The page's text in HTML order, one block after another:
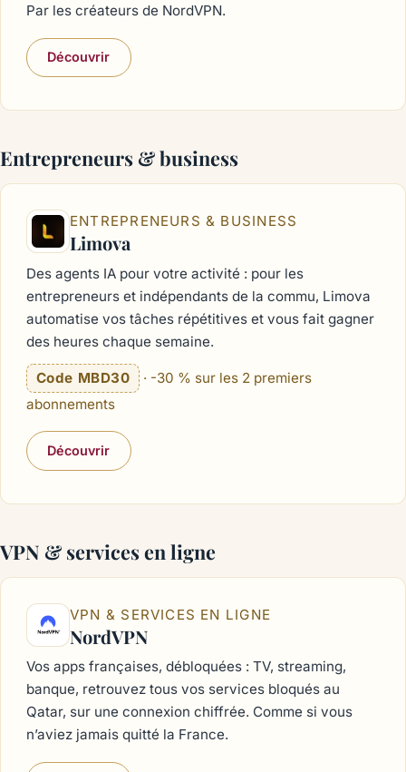
Par les créateurs de NordVPN.
Découvrir
Entrepreneurs & business
ENTREPRENEURS & BUSINESS
Limova
Des agents IA pour votre activité : pour les
entrepreneurs et indépendants de la commu, Limova
automatise vos tâches répétitives et vous fait gagner
des heures chaque semaine.
Code MBD30
· -30 % sur les 2 premiers
abonnements
Découvrir
VPN & services en ligne
VPN & SERVICES EN LIGNE
NordVPN
Vos apps françaises, débloquées : TV, streaming,
banque, retrouvez tous vos services bloqués au
Qatar, sur une connexion chiffrée. Comme si vous
n’aviez jamais quitté la France.